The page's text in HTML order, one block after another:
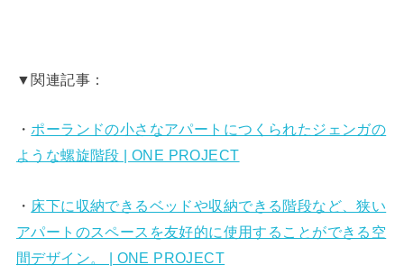
▼関連記事：
・ ポーランドの小さなアパートにつくられたジェンガの
ような螺旋階段 | ONE PROJECT
・ 床下に収納できるベッドや収納できる階段など、狭い
アパートのスペースを友好的に使用することができる空
間デザイン。 | ONE PROJECT